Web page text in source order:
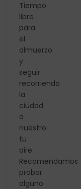
Tiempo
libre
para
el
almuerzo
y
seguir
recorriendo
la
ciudad
a
nuestro
tu
aire.
Recomendamos
probar
alguno